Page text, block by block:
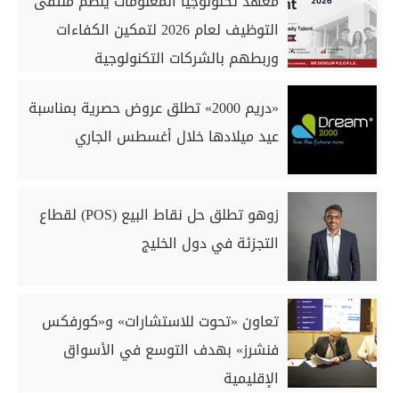
التوظيف لعام 2026 لتمكين الكفاءات
وربطهم بالشركات التكنولوجية
«دريم 2000» تطلق عروض حصرية بمناسبة
عيد ميلادها خلال أغسطس الجاري
زوهو تطلق حل نقاط البيع (POS) لقطاع
التجزئة في دول الخليج
تعاون «تحوت للاستشارات» و«كورفكس
فنشرز» بهدف التوسع في الأسواق
الإقليمية